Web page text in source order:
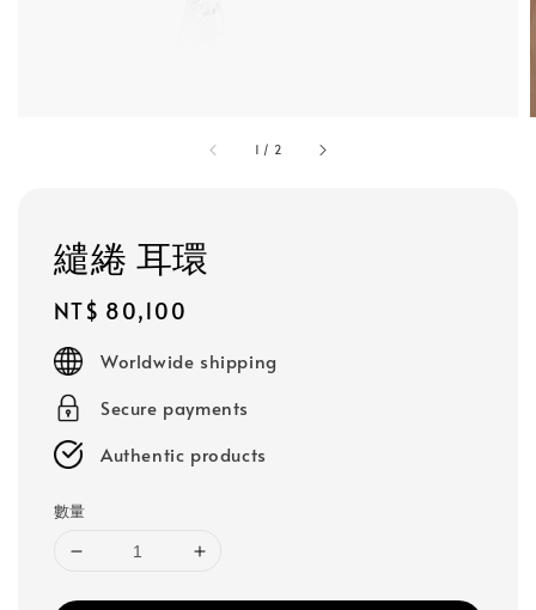
1 / 2
繾綣 耳環
Regular
price
NT$ 80,100
Worldwide shipping
Secure payments
Authentic products
數量